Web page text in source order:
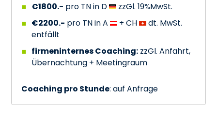
€1800.- pro TN in D
zzGl. 19%MwSt.
€2200.- pro TN in A + CH
dt. MwSt.
entfällt
firmeninternes Coaching: zzGl. Anfahrt,
Übernachtung + Meetingraum
Coaching pro Stunde: auf Anfrage